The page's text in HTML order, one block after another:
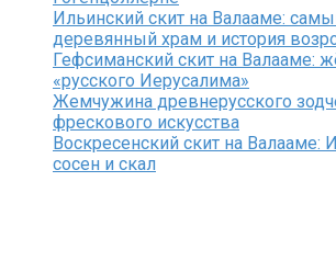
Ильинский скит на Валааме:
деревянный храм и история
Гефсиманский скит на Валааме:
«русского Иерусалима»
Жемчужина древнерусского
фрескового искусства
Воскресенский скит на Валааме:
сосен и скал